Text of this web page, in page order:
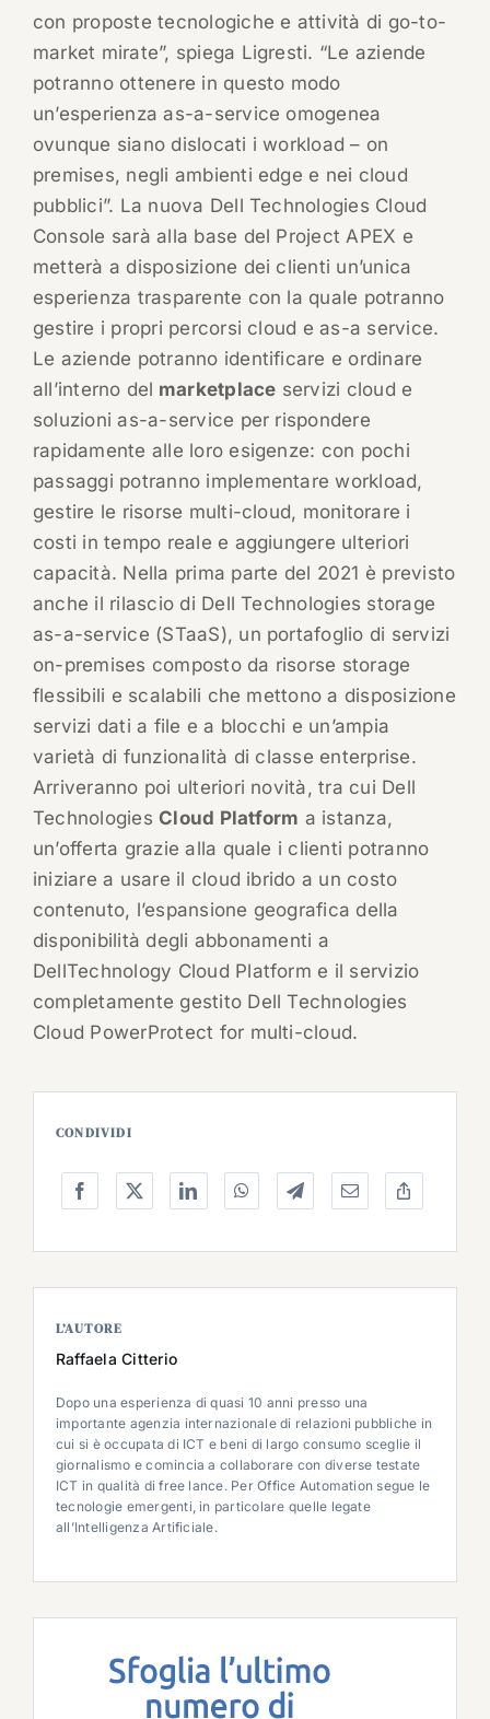
con proposte tecnologiche e attività di go-to-
market mirate”, spiega Ligresti. “Le aziende
potranno ottenere in questo modo
un’esperienza as-a-service omogenea
ovunque siano dislocati i workload – on
premises, negli ambienti edge e nei cloud
pubblici”. La nuova Dell Technologies Cloud
Console sarà alla base del Project APEX e
metterà a disposizione dei clienti un’unica
esperienza trasparente con la quale potranno
gestire i propri percorsi cloud e as-a service.
Le aziende potranno identificare e ordinare
all’interno del marketplace servizi cloud e
soluzioni as-a-service per rispondere
rapidamente alle loro esigenze: con pochi
passaggi potranno implementare workload,
gestire le risorse multi-cloud, monitorare i
costi in tempo reale e aggiungere ulteriori
capacità. Nella prima parte del 2021 è previsto
anche il rilascio di Dell Technologies storage
as-a-service (STaaS), un portafoglio di servizi
on-premises composto da risorse storage
flessibili e scalabili che mettono a disposizione
servizi dati a file e a blocchi e un’ampia
varietà di funzionalità di classe enterprise.
Arriveranno poi ulteriori novità, tra cui Dell
TechnologiesCloud Platform a istanza,
un’offerta grazie alla quale i clienti potranno
iniziare a usare il cloud ibrido a un costo
contenuto, l’espansione geografica della
disponibilità degli abbonamenti a
DellTechnology Cloud Platform e il servizio
completamente gestito Dell Technologies
Cloud PowerProtect for multi-cloud.
CONDIVIDI
L’AUTORE
Raffaela Citterio
Dopo una esperienza di quasi 10 anni presso una
importante agenzia internazionale di relazioni pubbliche in
cui si è occupata di ICT e beni di largo consumo sceglie il
giornalismo e comincia a collaborare con diverse testate
ICT in qualità di free lance. Per Office Automation segue le
tecnologie emergenti, in particolare quelle legate
all’Intelligenza Artificiale.